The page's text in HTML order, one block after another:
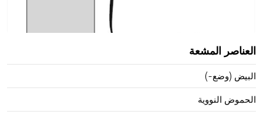
العناصر المشعة
البيض (وضع-)
الحموض النووية